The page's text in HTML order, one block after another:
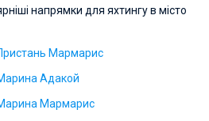
напрямки для яхтингу в місто
Мармарис
Адакой
Мармарис